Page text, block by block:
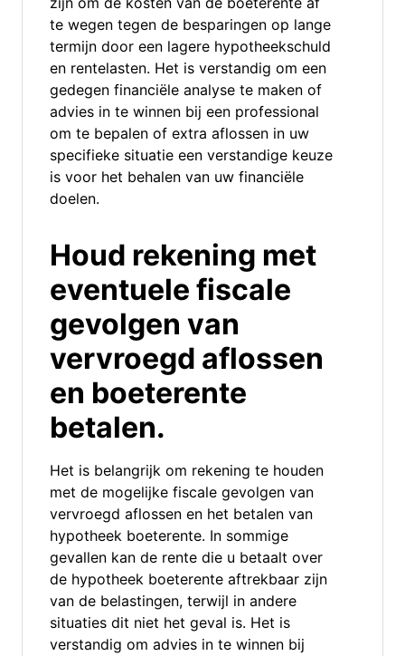
te wegen tegen de besparingen op lange
termijn door een lagere hypotheekschuld
en rentelasten. Het is verstandig om een
gedegen financiële analyse te maken of
advies in te winnen bij een professional
om te bepalen of extra aflossen in uw
specifieke situatie een verstandige keuze
is voor het behalen van uw financiële
doelen.
Houd rekening met
eventuele fiscale
gevolgen van
vervroegd aflossen
en boeterente
betalen.
Het is belangrijk om rekening te houden
met de mogelijke fiscale gevolgen van
vervroegd aflossen en het betalen van
hypotheek boeterente. In sommige
gevallen kan de rente die u betaalt over
de hypotheek boeterente aftrekbaar zijn
van de belastingen, terwijl in andere
situaties dit niet het geval is. Het is
verstandig om advies in te winnen bij